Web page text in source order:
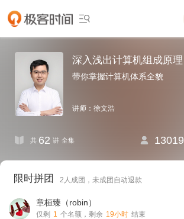

深入浅出计算机组成原理
带你掌握计算机体系全貌
讲师：徐文浩
共 62 讲 全集  13019
限时拼团 2人成团， 未成团自动退款
章桓臻（robin）
仅剩 1 个名额，剩余 19小时 结束